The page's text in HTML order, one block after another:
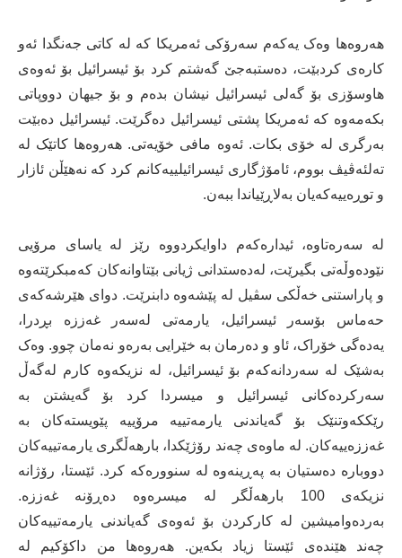
هەروەها وەک یەکەم سەرۆکی ئەمریکا کە لە کاتی جەنگدا ئەو
کارەی کردبێت، دەستبەجێ گەشتم کرد بۆ ئیسرائیل بۆ ئەوەی
هاوسۆزی بۆ گەلی ئیسرائیل نیشان بدەم و بۆ جیهان دووپاتی
بکەمەوە کە ئەمریکا پشتی ئیسرائیل دەگرێت. ئیسرائیل دەبێت
بەرگری لە خۆی بکات. ئەوە مافی خۆیەتی. هەروەها کاتێک لە
تەلئەڤیڤ بووم، ئامۆژگاری ئیسرائیلییەکانم کرد کە نەهێڵن ئازار
و توڕەییەکەیان بەلاڕێیاندا ببەن.
لە سەرەتاوە، ئیدارەکەم داوایکردووە رێز لە یاسای مرۆیی
نێودەوڵەتی بگیرێت، لەدەستدانی ژیانی بێتاوانەکان کەمبکرێتەوە
و پاراستنی خەڵکی سڤیل لە پێشەوە دابنرێت. دوای هێرشەکەی
حەماس بۆسەر ئیسرائیل، یارمەتی لەسەر غەززە بڕدرا،
یەدەگی خۆراک، ئاو و دەرمان بە خێرایی بەرەو نەمان چوو. وەک
بەشێک لە سەردانەکەم بۆ ئیسرائیل، لە نزیکەوە کارم لەگەڵ
سەرکردەکانی ئیسرائیل و میسردا کرد بۆ گەیشتن بە
رێککەوتنێک بۆ گەیاندنی یارمەتییە مرۆییە پێویستەکان بە
غەززەییەکان. لە ماوەی چەند رۆژێکدا، بارهەڵگری یارمەتییەکان
دووبارە دەستیان بە پەڕینەوە لە سنوورەکە کرد. ئێستا، رۆژانە
نزیکەی 100 بارهەڵگر لە میسرەوە دەڕۆنە غەززە.
بەردەوامیشین لە کارکردن بۆ ئەوەی گەیاندنی یارمەتییەکان
چەند هێندەی ئێستا زیاد بکەین. هەروەها من داکۆکیم لە